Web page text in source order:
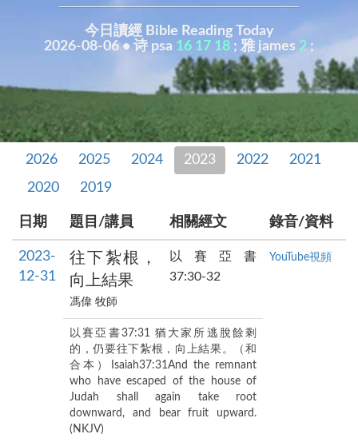
今日讀經 Bible Reading Today
2026-08-06 • 诗 psa 16 17 18 ; 雅 james 2 ;
2026 2025 2024 2023 2022
2021
2020
2019
日期 題目/講員 相關經文 錄音/資料
2023-
12-31
往下紮根，
向上結果
馮偉 牧師
以賽亞書
37:30-32
YouTube視頻
以賽亞書37:31 猶大家所逃脫餘剩
的，仍要往下紮根，向上結果。（和
合本）Isaiah37:31And the remnant
who have escaped of the house of
Judah shall again take root
downward, and bear fruit upward.
(NKJV)